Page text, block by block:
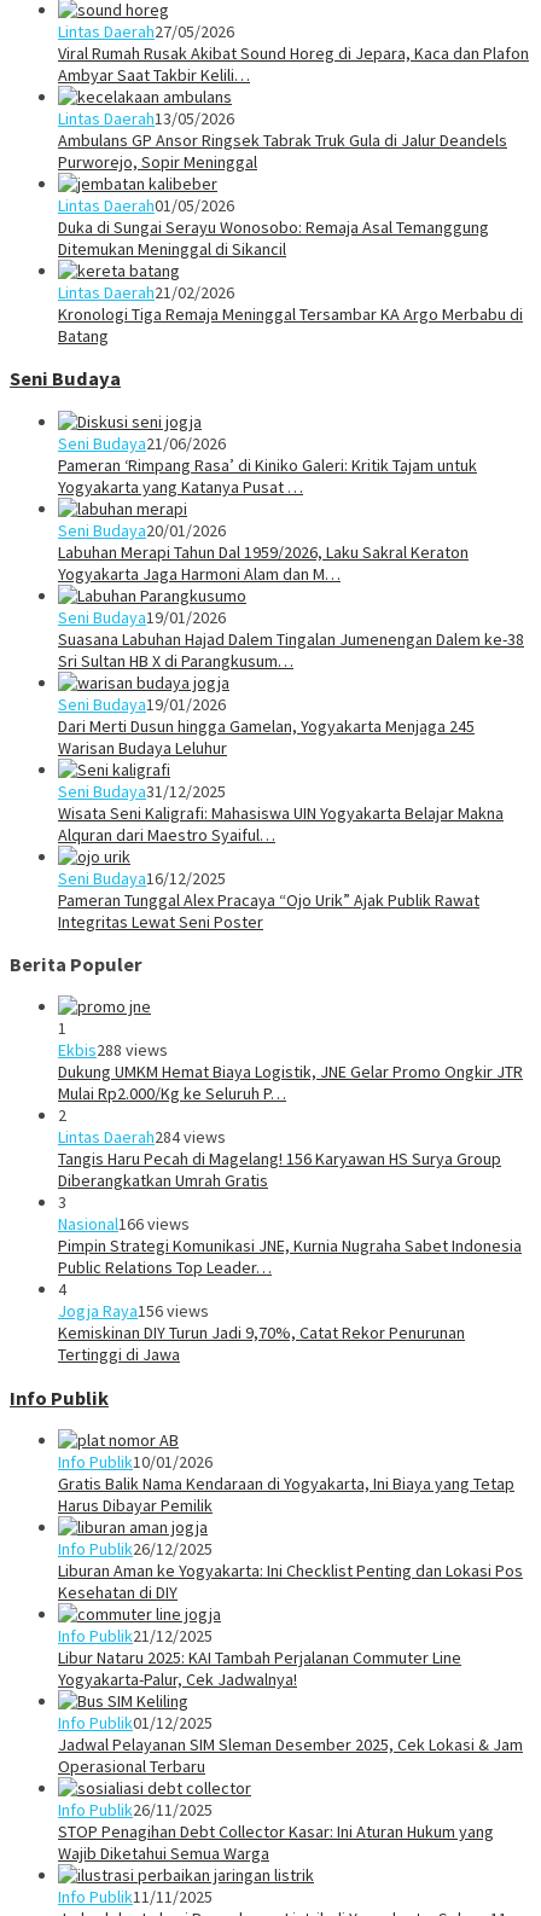
Lintas Daerah27/05/2026
Viral Rumah Rusak Akibat Sound Horeg di Jepara, Kaca dan Plafon
Ambyar Saat Takbir Kelili…
Lintas Daerah13/05/2026
Ambulans GP Ansor Ringsek Tabrak Truk Gula di Jalur Deandels
Purworejo, Sopir Meninggal
Lintas Daerah01/05/2026
Duka di Sungai Serayu Wonosobo: Remaja Asal Temanggung
Ditemukan Meninggal di Sikancil
Lintas Daerah21/02/2026
Kronologi Tiga Remaja Meninggal Tersambar KA Argo Merbabu di
Batang
Seni Budaya
Seni Budaya21/06/2026
Pameran ‘Rimpang Rasa’ di Kiniko Galeri: Kritik Tajam untuk
Yogyakarta yang Katanya Pusat …
Seni Budaya20/01/2026
Labuhan Merapi Tahun Dal 1959/2026, Laku Sakral Keraton
Yogyakarta Jaga Harmoni Alam dan M…
Seni Budaya19/01/2026
Suasana Labuhan Hajad Dalem Tingalan Jumenengan Dalem ke-38
Sri Sultan HB X di Parangkusum…
Seni Budaya19/01/2026
Dari Merti Dusun hingga Gamelan, Yogyakarta Menjaga 245
Warisan Budaya Leluhur
Seni Budaya31/12/2025
Wisata Seni Kaligrafi: Mahasiswa UIN Yogyakarta Belajar Makna
Alquran dari Maestro Syaiful…
Seni Budaya16/12/2025
Pameran Tunggal Alex Pracaya “Ojo Urik” Ajak Publik Rawat
Integritas Lewat Seni Poster
Berita Populer
1
Ekbis288 views
Dukung UMKM Hemat Biaya Logistik, JNE Gelar Promo Ongkir JTR
Mulai Rp2.000/Kg ke Seluruh P…
2
Lintas Daerah284 views
Tangis Haru Pecah di Magelang! 156 Karyawan HS Surya Group
Diberangkatkan Umrah Gratis
3
Nasional166 views
Pimpin Strategi Komunikasi JNE, Kurnia Nugraha Sabet Indonesia
Public Relations Top Leader…
4
Jogja Raya156 views
Kemiskinan DIY Turun Jadi 9,70%, Catat Rekor Penurunan
Tertinggi di Jawa
Info Publik
Info Publik10/01/2026
Gratis Balik Nama Kendaraan di Yogyakarta, Ini Biaya yang Tetap
Harus Dibayar Pemilik
Info Publik26/12/2025
Liburan Aman ke Yogyakarta: Ini Checklist Penting dan Lokasi Pos
Kesehatan di DIY
Info Publik21/12/2025
Libur Nataru 2025: KAI Tambah Perjalanan Commuter Line
Yogyakarta-Palur, Cek Jadwalnya!
Info Publik01/12/2025
Jadwal Pelayanan SIM Sleman Desember 2025, Cek Lokasi & Jam
Operasional Terbaru
Info Publik26/11/2025
STOP Penagihan Debt Collector Kasar: Ini Aturan Hukum yang
Wajib Diketahui Semua Warga
Info Publik11/11/2025